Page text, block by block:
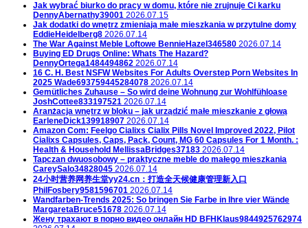
Jak wybrać biurko do pracy w domu, które nie zrujnuje Ci karku
DennyAbernathy39001 2026.07.15
Jak dodatki do wnętrz zmieniają małe mieszkania w przytulne domy
EddieHeidelberg8 2026.07.14
The War Against Meble Loftowe BennieHazel346580 2026.07.14
Buying ED Drugs Online: Whats The Hazard?
DennyOrtega1484494862 2026.07.14
16 C. H. Best NSFW Websites For Adults Overstep Porn Websites In
2025 Wade693759445284078 2026.07.14
Gemütliches Zuhause – So wird deine Wohnung zur Wohlfühloase
JoshCottee833197521 2026.07.14
Aranżacja wnętrz w bloku – jak urządzić małe mieszkanie z głową
EarleneDick139918907 2026.07.14
Amazon Com: Feelgo Cialixs Cialix Pills Novel Improved 2022, Pilot
Cialixs Capsules, Caps, Pack, Count, MG 60 Capsules For 1 Month. :
Health & Household MellissaBridges37183 2026.07.14
Tapczan dwuosobowy – praktyczne meble do małego mieszkania
CareySalo34828045 2026.07.14
24小时营养网养生堂yy24.cn：打造全天候健康管理新入口
PhilFosbery9581596701 2026.07.14
Wandfarben-Trends 2025: So bringen Sie Farbe in Ihre vier Wände
MargaretaBruce51678 2026.07.14
Жену трахают в порно видео онлайн HD BFHKlaus9844925762974